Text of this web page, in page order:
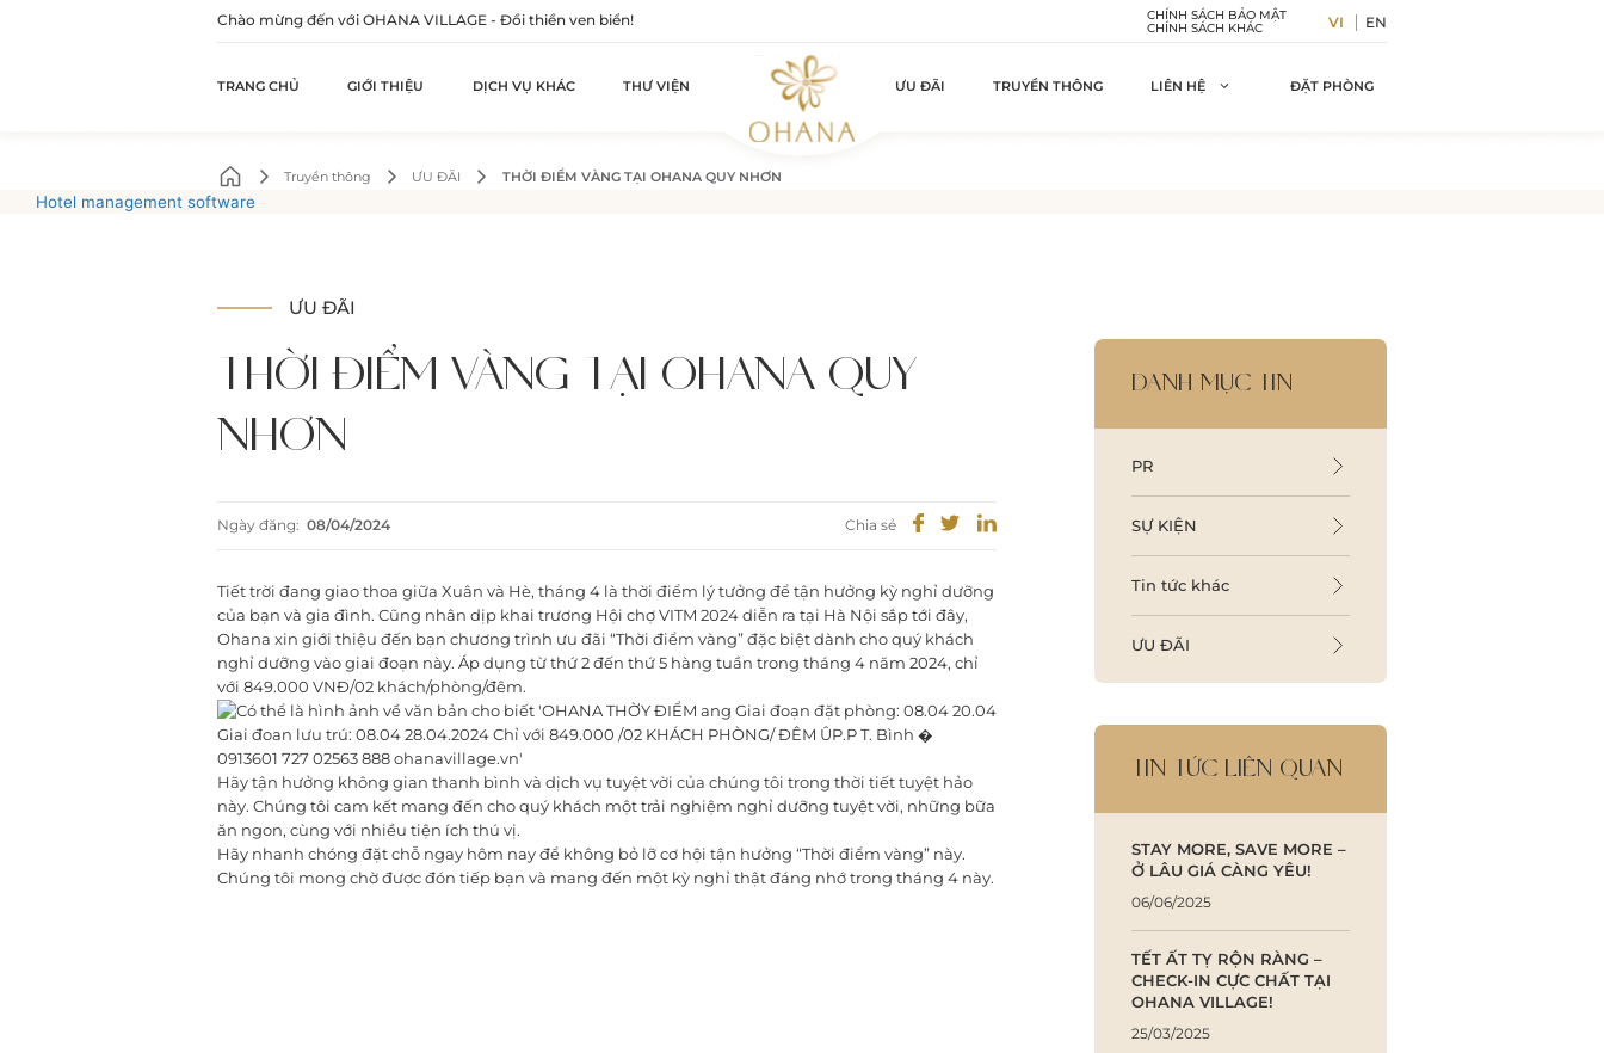
Chào mừng đến với OHANA VILLAGE - Đồi thiền ven biển!
CHÍNH SÁCH BẢO MẬT
CHÍNH SÁCH KHÁC
VI EN
TRANG CHỦ GIỚI THIỆU DỊCH VỤ KHÁC THƯ VIỆN ƯU ĐÃI TRUYỀN THÔNG LIÊN HỆ ĐẶT PHÒNG
Truyền thông ƯU ĐÃI THỜI ĐIỂM VÀNG TẠI OHANA QUY NHƠN
Hotel management software
ƯU ĐÃI
THỜI ĐIỂM VÀNG TẠI OHANA QUY
NHƠN
Ngày đăng: 08/04/2024 Chia sẻ
Tiết trời đang giao thoa giữa Xuân và Hè, tháng 4 là thời điểm lý tưởng để tận hưởng kỳ nghỉ dưỡng
của bạn và gia đình. Cũng nhân dịp khai trương Hội chợ VITM 2024 diễn ra tại Hà Nội sắp tới đây,
Ohana xin giới thiệu đến bạn chương trình ưu đãi “Thời điểm vàng” đặc biệt dành cho quý khách
nghỉ dưỡng vào giai đoạn này. Áp dụng từ thứ 2 đến thứ 5 hàng tuần trong tháng 4 năm 2024, chỉ
với 849.000 VNĐ/02 khách/phòng/đêm.
Hãy tận hưởng không gian thanh bình và dịch vụ tuyệt vời của chúng tôi trong thời tiết tuyệt hảo
này. Chúng tôi cam kết mang đến cho quý khách một trải nghiệm nghỉ dưỡng tuyệt vời, những bữa
ăn ngon, cùng với nhiều tiện ích thú vị.
Hãy nhanh chóng đặt chỗ ngay hôm nay để không bỏ lỡ cơ hội tận hưởng “Thời điểm vàng” này.
Chúng tôi mong chờ được đón tiếp bạn và mang đến một kỳ nghỉ thật đáng nhớ trong tháng 4 này.
DANH MỤC TIN
PR
SỰ KIỆN
Tin tức khác
ƯU ĐÃI
TIN TỨC LIÊN QUAN
STAY MORE, SAVE MORE –
Ở LÂU GIÁ CÀNG YÊU!
06/06/2025
TẾT ẤT TỴ RỘN RÀNG –
CHECK-IN CỰC CHẤT TẠI
OHANA VILLAGE!
25/03/2025